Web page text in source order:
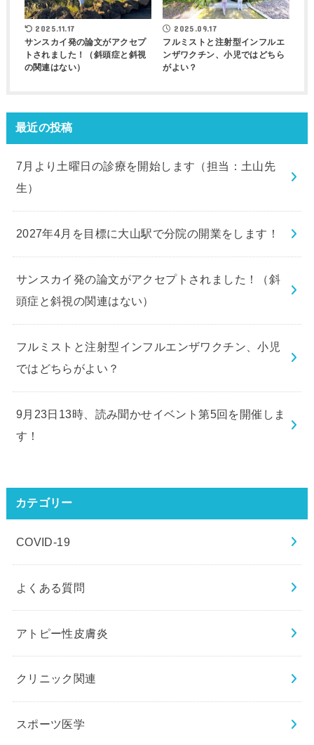
2025.11.17
サンスカイ発の論文がアクセプ
トされました！（斜頭症と斜視
の関連はない）
2025.09.17
フルミストと注射型インフルエ
ンザワクチン、小児ではどちら
がよい？
最近の投稿
7月より土曜日の診療を開始します（担当：土山先
生）
2027年4月を目標に大山駅で分院の開業をします！
サンスカイ発の論文がアクセプトされました！（斜
頭症と斜視の関連はない）
フルミストと注射型インフルエンザワクチン、小児
ではどちらがよい？
9月23日13時、読み聞かせイベント第5回を開催しま
す！
カテゴリー
COVID-19
よくある質問
アトピー性皮膚炎
クリニック関連
スポーツ医学